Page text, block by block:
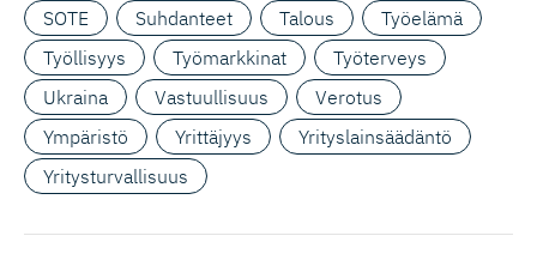
SOTE
Suhdanteet Talous
Työelämä
Työllisyys
Työmarkkinat
Työterveys
Ukraina
Vastuullisuus
Verotus
Ympäristö
Yrittäjyys
Yrityslainsäädäntö
Yritysturvallisuus